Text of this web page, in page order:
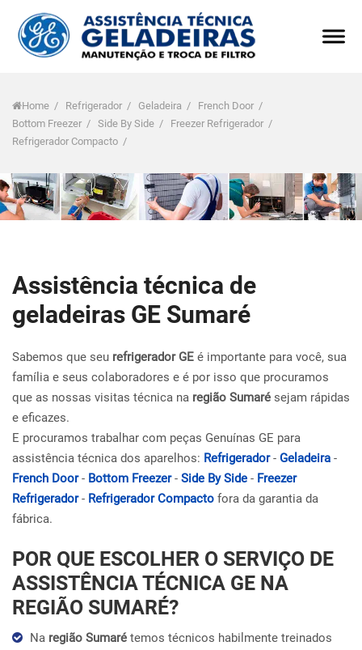
Home / Refrigerador / Geladeira / French Door /
Bottom Freezer / Side By Side / Freezer Refrigerador /
Refrigerador Compacto /
Assistência técnica de
geladeiras GE Sumaré
Sabemos que seu refrigerador GE é importante para você, sua
família e seus colaboradores e é por isso que procuramos
que as nossas visitas técnica na região Sumaré sejam rápidas
e eficazes.
E procuramos trabalhar com peças Genuínas GE para
assistência técnica dos aparelhos: Refrigerador- Geladeira -
French Door- Bottom Freezer- Side By Side - Freezer
Refrigerador- Refrigerador Compacto fora da garantia da
fábrica.
POR QUE ESCOLHER O SERVIÇO DE
ASSISTÊNCIA TÉCNICA GE NA
REGIÃO SUMARÉ?
Na região Sumaré temos técnicos habilmente treinados